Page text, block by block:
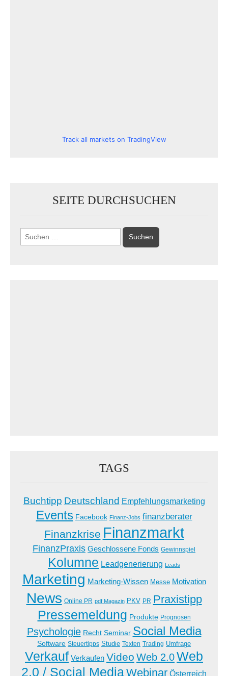
Track all markets on TradingView
SEITE DURCHSUCHEN
Suchen
nach:
TAGS
Buchtipp Deutschland Empfehlungsmarketing
Events Facebook Finanz-Jobs finanzberater
Finanzkrise Finanzmarkt
FinanzPraxis Geschlossene Fonds Gewinnspiel
Kolumne Leadgenerierung Leads
Marketing Marketing-Wissen Messe Motivation
News Online PR pdf Magazin PKV PR Praxistipp
Pressemeldung Produkte Prognosen
Psychologie Recht Seminar Social Media
Software Steuertipps Studie Texten Trading Umfrage
Verkauf Verkaufen Video Web 2.0Web
2.0 / Social MediaWebinar Österreich